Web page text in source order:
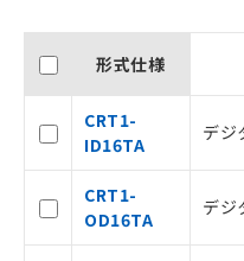
形式仕様
CRT1-
ID16TA
デジ
CRT1-
OD16TA
デジ
号
○ 一定数
△
－
在庫な
タに基づき
覧された時点
正式な納期
ご相談くだ